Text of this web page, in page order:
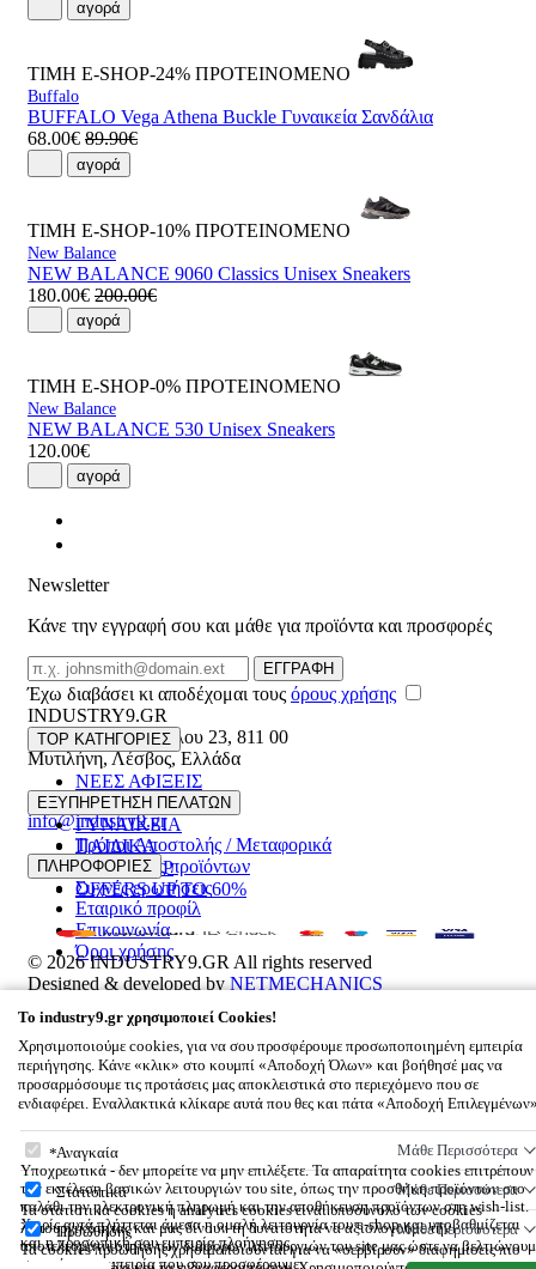
αγορά
ΤΙΜΗ E-SHOP-24% ΠΡΟΤΕΙΝΟΜΕΝΟ
Buffalo
BUFFALO Vega Athena Buckle Γυναικεία Σανδάλια
68.00€ 89.90€
αγορά
ΤΙΜΗ E-SHOP-10% ΠΡΟΤΕΙΝΟΜΕΝΟ
New Balance
NEW BALANCE 9060 Classics Unisex Sneakers
180.00€ 200.00€
αγορά
ΤΙΜΗ E-SHOP-0% ΠΡΟΤΕΙΝΟΜΕΝΟ
New Balance
NEW BALANCE 530 Unisex Sneakers
120.00€
αγορά
Newsletter
Κάνε την εγγραφή σου και μάθε για προϊόντα και προσφορές
Email
ΕΓΓΡΑΦΗ
Έχω διαβάσει κι αποδέχομαι τους όρους χρήσης
INDUSTRY9.GR
Ελευθέριου Βενιζέλου 23, 811 00
Μυτιλήνη,Λέσβος,Ελλάδα
22510 55629
info@industry9.gr
TOP ΚΑΤΗΓΟΡΙΕΣ
ΝΕΕΣ ΑΦΙΞΕΙΣ
ΑΝΔΡΙΚΑ
ΓΥΝΑΙΚΕΙΑ
ΠΑΙΔΙΚΑ
ΑΞΕΣΟΥΑΡ
OFFERS UP TO 60%
ΕΞΥΠΗΡΕΤΗΣΗ ΠΕΛΑΤΩΝ
Τρόποι Αποστολής / Μεταφορικά
Επιστροφές προϊόντων
Συχνές ερωτήσεις
ΠΛΗΡΟΦΟΡΙΕΣ
Εταιρικό προφίλ
Επικοινωνία
Όροι χρήσης
© 2026INDUSTRY9.GR All rights reserved
Designed & developed byNETMECHANICS
×
Βάλε κάτι στο καλάθι σου
To industry9.gr χρησιμοποιεί Cookies!
Χρησιμοποιούμε cookies, για να σου προσφέρουμε προσωποποιημένη εμπειρία
περιήγησης. Κάνε «κλικ» στο κουμπί «Αποδοχή Όλων» και βοήθησέ μας να
προσαρμόσουμε τις προτάσεις μας αποκλειστικά στο περιεχόμενο που σε
ενδιαφέρει. Εναλλακτικά κλίκαρε αυτά που θες και πάτα «Αποδοχή
To
Αναγκαία Μάθε Περισσότερα
Υποχρεωτικά - δεν μπορείτε να μην επιλέξετε. Τα απαραίτητα cookies επιτρέπουν
την εκτέλεση βασικών λειτουργιών του site, όπως την προσθήκη προϊόντων στο
καλάθι την ηλεκτρονική πληρωμή και την αποθήκευση προϊόντων στη wish-list.
Χωρίς αυτά πλήττεται άμεσα η ομαλή λειτουργία του e-shop και υποβαθμίζεται
και η προσωπική σου εμπειρία πλοήγησης.
Στατιστικά Μάθε Περισσότερα
Τα στατιστικά cookies ή analytics cookies είναι υποσύνολο των cookies
λειτουργικότητας και μας δίνουν τη δυνατότητα να αξιολογούμε την
αποτελεσματικότητα των διάφορων λειτουργιών του site μας ώστε να
συνεχώς την εμπειρία που σου προσφέρουμε.
Προώθησης Μάθε Περισσότερα
Τα cookies προώθησης χρησιμοποιούνται για να «σερβίρουν» διαφημίσεις πιο